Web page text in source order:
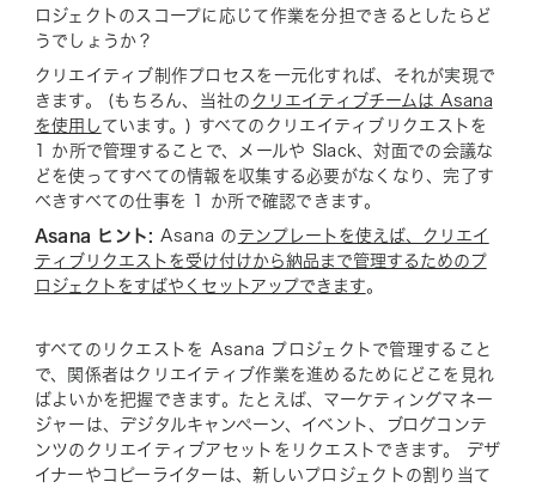
ロジェクトのスコープに応じて作業を分担できるとしたらど
うでしょうか？
クリエイティブ制作プロセスを一元化すれば、それが実現で
きます。 (もちろん、当社の クリエイティブチームは Asana
を使用し ています。) すべてのクリエイティブリクエストを
1 か所で管理することで、メールや Slack、対面での会議な
どを使ってすべての情報を収集する必要がなくなり、完了す
べきすべての仕事を 1 か所で確認できます。
Asana ヒント: Asana の テンプレートを使えば、クリエイ
ティブリクエストを受け付けから納品まで管理するためのプ
ロジェクトをすばやくセットアップできます。
すべてのリクエストを Asana プロジェクトで管理すること
で、関係者はクリエイティブ作業を進めるためにどこを見れ
ばよいかを把握できます。たとえば、マーケティングマネー
ジャーは、デジタルキャンペーン、イベント、ブログコンテ
ンツのクリエイティブアセットをリクエストできます。 デザ
イナーやコピーライターは、新しいプロジェクトの割り当て